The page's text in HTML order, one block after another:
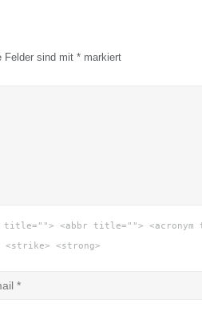
Felder sind mit *markiert
title=""> <abbr title=""> <acronym
<strike> <strong>